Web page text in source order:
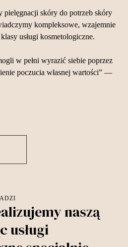
pielęgnacji skóry do potrzeb skóry
kompleksowe, wzajemnie
usługi kosmetologiczne.
w pełni wyrazić siebie poprzez
poczucia własnej wartości” —
naszą
usługi